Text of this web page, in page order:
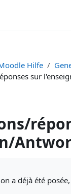
Hilfe
sur
a déjà été